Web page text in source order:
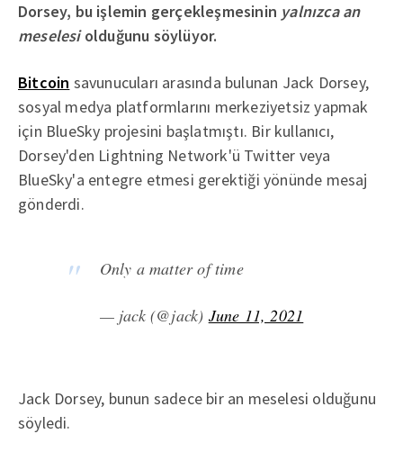
Dorsey, bu işlemin gerçekleşmesinin yalnızca an
meselesiolduğunu söylüyor.
Bitcoin savunucuları arasında bulunan Jack Dorsey,
sosyal medya platformlarını merkeziyetsiz yapmak
için BlueSky projesini başlatmıştı. Bir kullanıcı,
Dorsey'den Lightning Network'ü Twitter veya
BlueSky'a entegre etmesi gerektiği yönünde mesaj
gönderdi.
Only a matter of time
— jack (@jack) June 11, 2021
Jack Dorsey, bunun sadece bir an meselesi olduğunu
söyledi.